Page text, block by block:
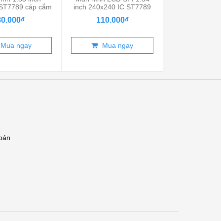
cáp cắm
13P
Mua ngay
inch 240x240 IC ST7789
TF...
110.000₫
Mua ngay